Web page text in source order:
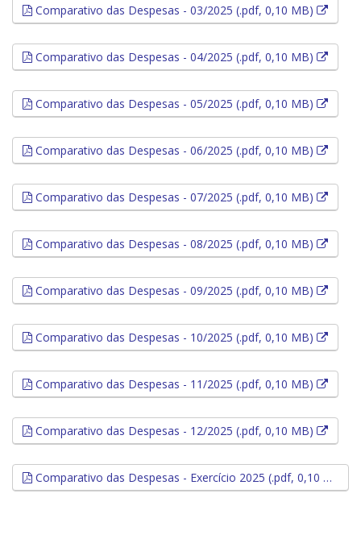
Comparativo das Despesas - 03/2025 (.pdf, 0,10 MB) Esse
Comparativo das Despesas - 04/2025 (.pdf, 0,10 MB) Esse
Comparativo das Despesas - 05/2025 (.pdf, 0,10 MB) Esse
Comparativo das Despesas - 06/2025 (.pdf, 0,10 MB) Esse
Comparativo das Despesas - 07/2025 (.pdf, 0,10 MB) Esse
Comparativo das Despesas - 08/2025 (.pdf, 0,10 MB) Esse
Comparativo das Despesas - 09/2025 (.pdf, 0,10 MB) Esse
Comparativo das Despesas - 10/2025 (.pdf, 0,10 MB) Esse
Comparativo das Despesas - 11/2025 (.pdf, 0,10 MB) Esse
Comparativo das Despesas - 12/2025 (.pdf, 0,10 MB) Esse
Comparativo das Despesas - Exercício 2025 (.pdf, 0,10 MB)